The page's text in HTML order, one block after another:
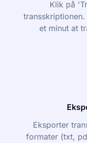
Klik på
et minut at
Eksporter
formater (txt,